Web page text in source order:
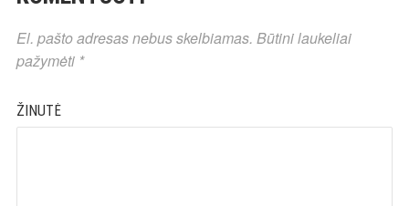
El. pašto adresas nebus skelbiamas. Būtini laukeliai
pažymėti *
ŽINUTĖ